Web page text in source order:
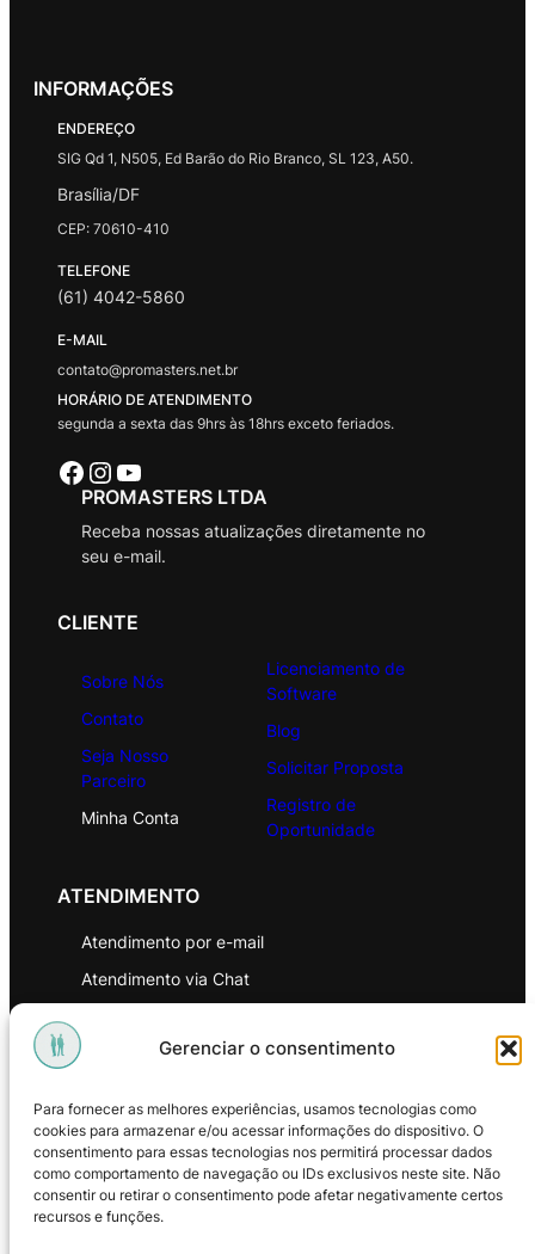
Gerenciar o consentimento
Para fornecer as melhores experiências, usamos tecnologias como
cookies para armazenar e/ou acessar informações do dispositivo. O
consentimento para essas tecnologias nos permitirá processar dados
como comportamento de navegação ou IDs exclusivos neste site. Não
consentir ou retirar o consentimento pode afetar negativamente certos
recursos e funções.
INFORMAÇÕES
ENDEREÇO
SIG Qd 1, N505, Ed Barão do Rio Branco, SL 123, A50.
Brasília/DF
CEP: 70610-410
TELEFONE
(61) 4042-5860
E-MAIL
contato@promasters.net.br
HORÁRIO DE ATENDIMENTO
segunda a sexta das 9hrs às 18hrs exceto feriados.
Facebook Instagram Youtube
PROMASTERS LTDA
Receba nossas atualizações diretamente no
seu e-mail.
CLIENTE
Sobre Nós
Contato
Seja Nosso
Parceiro
Minha Conta
Licenciamento de
Software
Blog
Solicitar Proposta
Registro de
Oportunidade
ATENDIMENTO
Atendimento por e-mail
Atendimento via Chat
Política de Privacidade
Política de Troca e Devoluções
Política de Reembolso